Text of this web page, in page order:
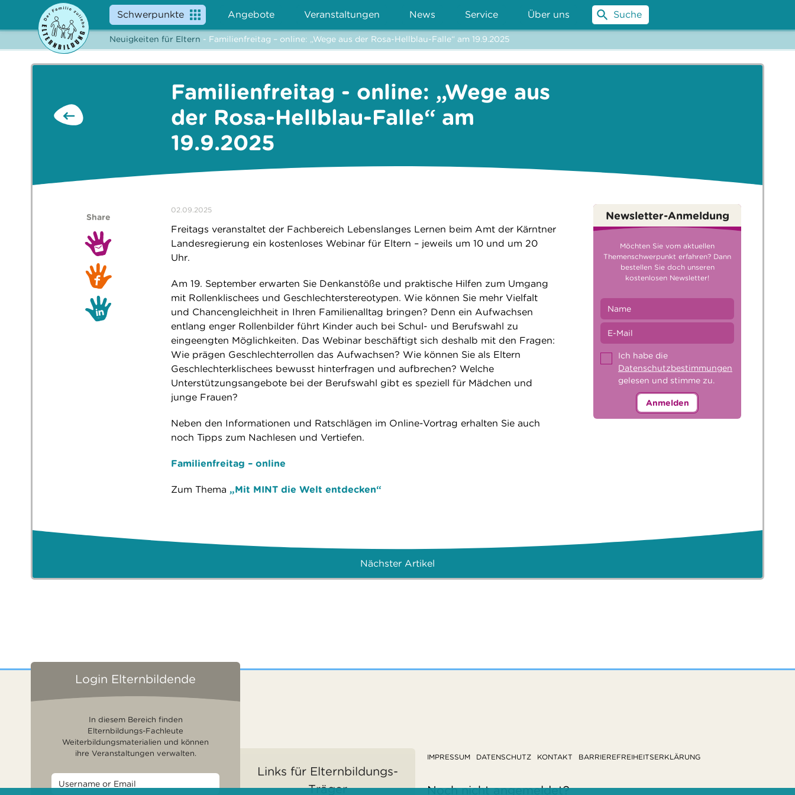
Schwerpunkte Angebote Veranstaltungen News Service Über uns Suche
Neuigkeiten für Eltern - Familienfreitag – online: „Wege aus der Rosa-Hellblau-Falle“ am 19.9.2025
Familienfreitag - online: „Wege aus
der Rosa-Hellblau-Falle“ am
19.9.2025
02.09.2025
Freitags veranstaltet der Fachbereich Lebenslanges Lernen beim Amt der Kärntner
Landesregierung ein kostenloses Webinar für Eltern – jeweils um 10 und um 20
Uhr.
Am 19. September erwarten Sie Denkanstöße und praktische Hilfen zum Umgang
mit Rollenklischees und Geschlechterstereotypen. Wie können Sie mehr Vielfalt
und Chancengleichheit in Ihren Familienalltag bringen? Denn ein Aufwachsen
entlang enger Rollenbilder führt Kinder auch bei Schul- und Berufswahl zu
eingeengten Möglichkeiten. Das Webinar beschäftigt sich deshalb mit den Fragen:
Wie prägen Geschlechterrollen das Aufwachsen? Wie können Sie als Eltern
Geschlechterklischees bewusst hinterfragen und aufbrechen? Welche
Unterstützungsangebote bei der Berufswahl gibt es speziell für Mädchen und
junge Frauen?
Neben den Informationen und Ratschlägen im Online-Vortrag erhalten Sie auch
noch Tipps zum Nachlesen und Vertiefen.
Familienfreitag – online
Zum Thema „Mit MINT die Welt entdecken“
Share Newsletter-Anmeldung
Möchten Sie vom aktuellen
Themenschwerpunkt erfahren? Dann
bestellen Sie doch unseren
kostenlosen Newsletter!
Ich habe die
Datenschutzbestimmungen
gelesen und stimme zu.
Anmelden
Nächster Artikel
Login Elternbildende
In diesem Bereich finden
Elternbildungs-Fachleute
Weiterbildungsmaterialien und können
ihre Veranstaltungen verwalten.
Links für Elternbildungs-
Träger
IMPRESSUM DATENSCHUTZ KONTAKT BARRIEREFREIHEITSERKLÄRUNG
Noch nicht angemeldet?